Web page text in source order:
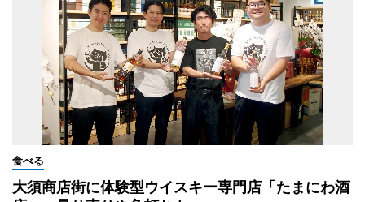
食べる
大須商店街に体験型ウイスキー専門店「たまにわ酒